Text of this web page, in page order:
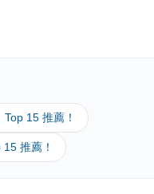
15 推薦！
推薦！